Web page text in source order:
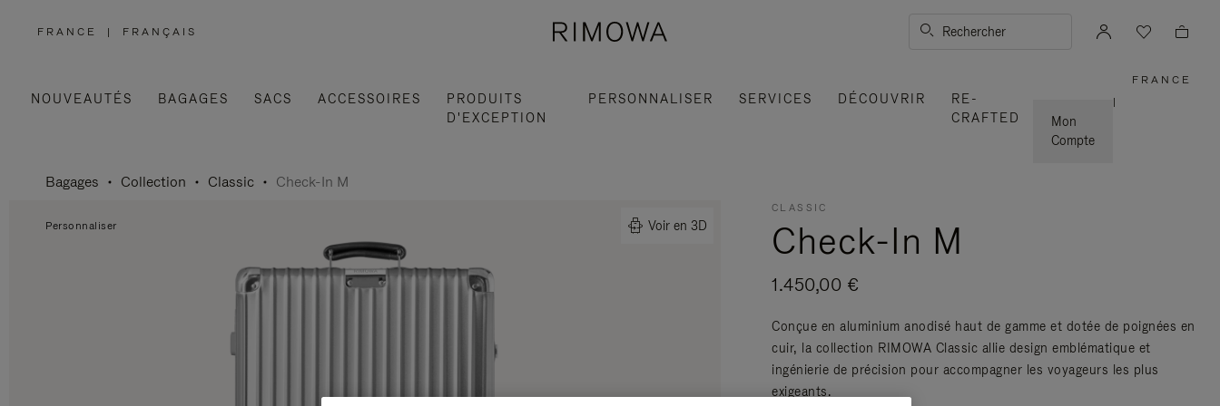
FRANCE
,
| FRANÇAIS Rechercher
NOUVEAUTÉS BAGAGES SACS ACCESSOIRES
PRODUITS
D'EXCEPTION
PERSONNALISER SERVICES DÉCOUVRIR
RE-
CRAFTED
Mon
Compte
FRANCE
|
Bagages Collection Classic Check-In M
Voir en 3D
Personnaliser
CLASSIC
Check-In M
1.450,00 €
Conçue en aluminium anodisé haut de gamme et dotée de poignées en
cuir, la collection RIMOWA Classic allie design emblématique et
ingénierie de précision pour accompagner les voyageurs les plus
exigeants.